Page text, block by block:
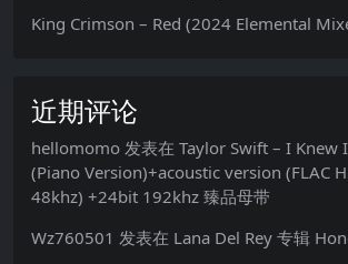
King Crimson – Red (2024 Elemental
近期评论
hellomomo 发表在 Taylor Swift – I Knew
(Piano Version)+acoustic version (FLAC
48khz) +24bit 192khz 臻品母带
Wz760501 发表在 Lana Del Rey 专辑